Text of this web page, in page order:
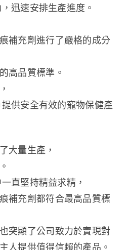
迅速安排生產進度。
補充劑進行了嚴格的成分
高品質標準。
供安全有效的寵物保健產
大量生產，
直堅持精益求精，
補充劑都符合最高品質標
突顯了公司致力於實現對
人提供值得信賴的產品。